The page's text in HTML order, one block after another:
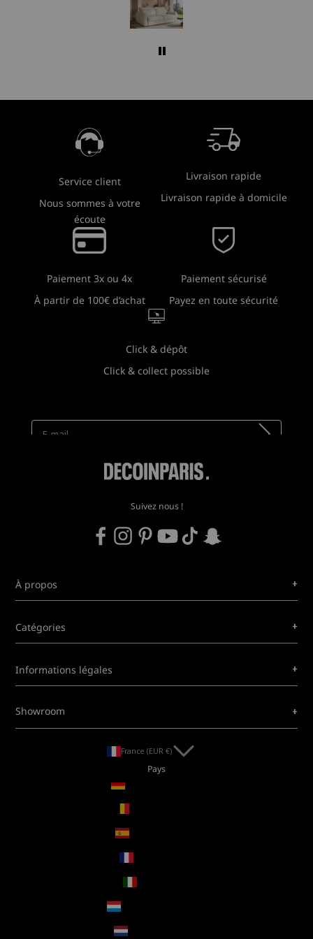
Service client
Nous sommes à votre
écoute
Livraison rapide
Livraison rapide à domicile
Paiement 3x ou 4x
À partir de 100€ d’achat
Paiement sécurisé
Payez en toute sécurité
Click & dépôt
Click & collect possible
Newsletter
Suivez nous !
À propos +
Catégories +
Informations légales +
Showroom +
France (EUR €)
Pays